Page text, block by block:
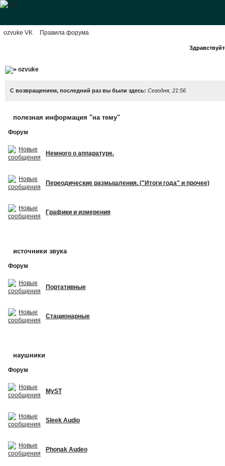
ozvuke VK Правила форума
ozvuke
С возвращением, последний раз вы были здесь: Сегодня, 21:56
полезная информация "на тему"
Форум
Немного о аппаратуре.
Переодические размышления. ("Итоги года" и прочее)
Графики и измерения
источники звука
Форум
Портативные
Стационарные
наушники
Форум
MyST
Sleek Audio
Phonak Audeo